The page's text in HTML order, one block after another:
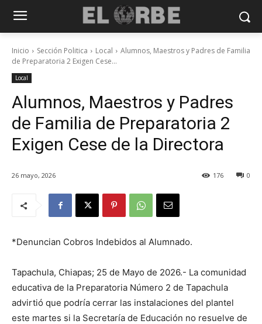
Inicio Sección Politica Local
Alumnos, Maestros y Padres de Familia
de Preparatoria 2 Exigen Cese...
Local
Alumnos, Maestros y Padres
de Familia de Preparatoria 2
Exigen Cese de la Directora
26 mayo, 2026 0
176
*Denuncian Cobros Indebidos al Alumnado.
Tapachula, Chiapas; 25 de Mayo de 2026.- La comunidad
educativa de la Preparatoria Número 2 de Tapachula
advirtió que podría cerrar las instalaciones del plantel
este martes si la Secretaría de Educación no resuelve de